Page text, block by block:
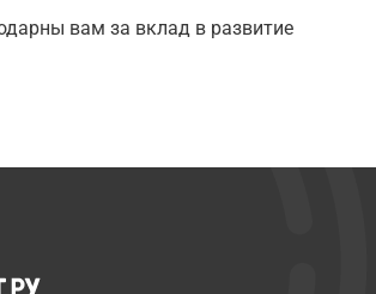
вам за вклад в развитие